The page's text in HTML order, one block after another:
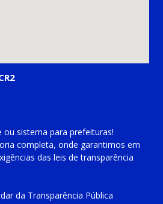
ou sistema para prefeituras!
completa, onde garantimos em
das leis de transparência
da Transparência Pública